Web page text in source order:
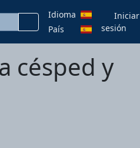
Idioma
País
Iniciar
sesión
césped y